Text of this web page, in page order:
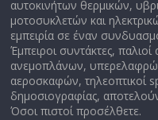
αυτοκινήτων θερμικών,
μοτοσυκλετών και
εμπειρία σε έναν
Έμπειροι συντάκτες, παλιοί
ανεμοπλάνων,
αεροσκαφών, τηλεοπτικοί
δημοσιογραφίας,
Όσοι πιστοί προσέλθετε.